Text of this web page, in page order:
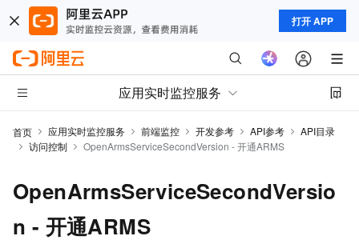
打开 APP
应用实时监控服务
首页 应用实时监控服务 前端监控 开发参考 API参考
API目录
访问控制
OpenArmsServiceSecondVersion - 开通ARMS
OpenArmsServiceSecondVersio
n - 开通ARMS